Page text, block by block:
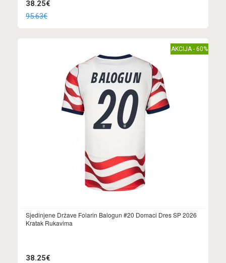
38.25€
95.63€
AKCIJA - 60%
Sjedinjene Države Folarin Balogun #20 Domaci Dres SP 2026
Kratak Rukavima
38.25€